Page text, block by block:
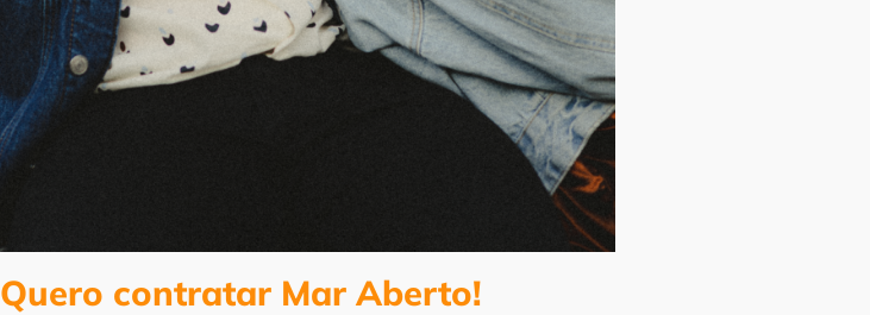
Quero contratar Mar Aberto!